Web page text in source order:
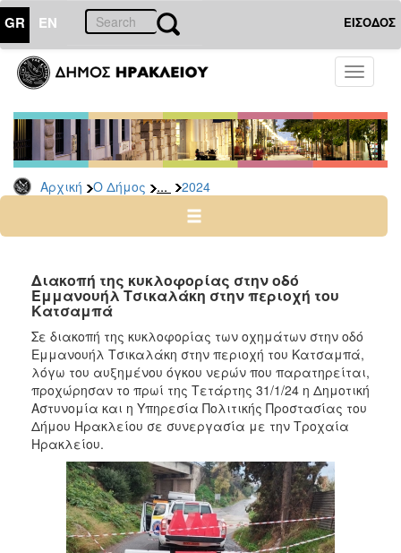
GR EN ΕΙΣΟΔΟΣ
Toggle
Αρχική Ο Δήμος ... 2024
ΔΗΜΟΣ
Δελτία
Τύπου
Αρχείο
2026
2024
2022
2021
2020
2019
2018
2017
2016
2015
2013
2012
Διακοπή της κυκλοφορίας στην οδό
Εμμανουήλ Τσικαλάκη στην περιοχή του
Κατσαμπά
Σε διακοπή της κυκλοφορίας των οχημάτων στην οδό
Εμμανουήλ Τσικαλάκη στην περιοχή του Κατσαμπά,
λόγω του αυξημένου όγκου νερών που παρατηρείται,
προχώρησαν το πρωί της Τετάρτης 31/1/24 η Δημοτική
Αστυνομία και η Υπηρεσία Πολιτικής Προστασίας του
Δήμου Ηρακλείου σε συνεργασία με την Τροχαία
Ηρακλείου.